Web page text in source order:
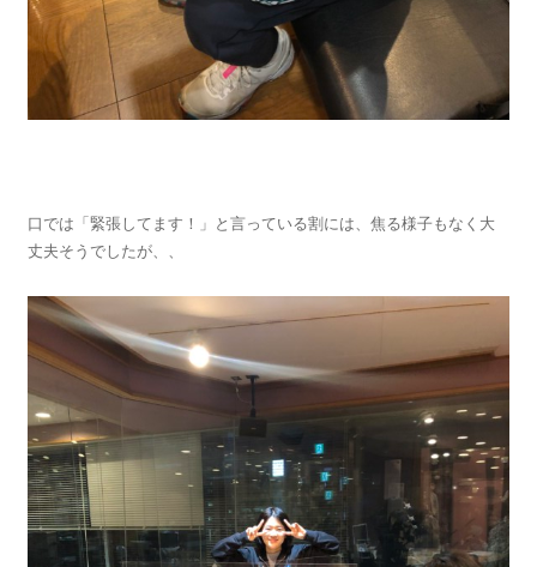
口では「緊張してます！」と言っている割には、焦る様子もなく大
丈夫そうでしたが、、